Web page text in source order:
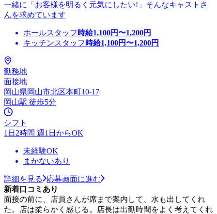
一緒に「お客様を明るく元気にしたい!」そんなキャストさ
んを求めています
ホールスタッフ 時給1,100円〜1,200円
キッチンスタッフ 時給1,100円〜1,200円
勤務地
面接地
岡山県岡山市北区本町10-17
岡山駅 徒歩5分
シフト
1日2時間 週1日からOK
未経験OK
まかないあり
詳細を見る
応募画面に進む
新着口コミあり
面接の前に、店員さんが席まで案内して、水も出してくれ
た。店は柔らかく感じる。店長は出勤時間をよく考えてくれ